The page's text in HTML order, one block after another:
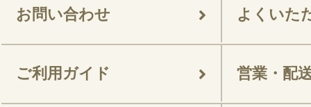
お問い合わせ よくいた
ご利用ガイド 営業・配